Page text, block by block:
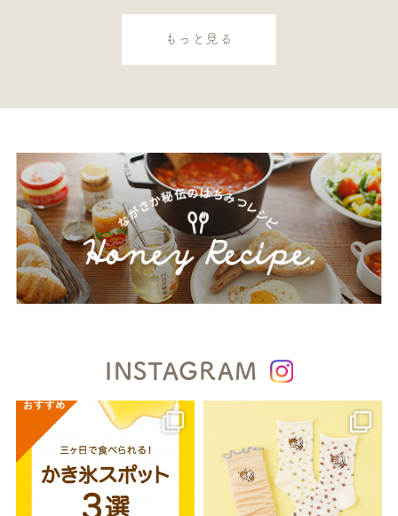
もっと見る
INSTAGRAM